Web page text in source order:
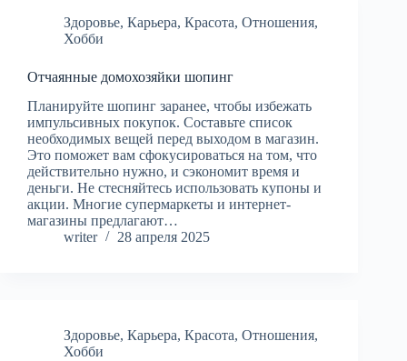
Здоровье, Карьера, Красота, Отношения,
Хобби
Отчаянные домохозяйки шопинг
Планируйте шопинг заранее, чтобы избежать
импульсивных покупок. Составьте список
необходимых вещей перед выходом в магазин.
Это поможет вам сфокусироваться на том, что
действительно нужно, и сэкономит время и
деньги. Не стесняйтесь использовать купоны и
акции. Многие супермаркеты и интернет-
магазины предлагают…
writer
28 апреля 2025
Здоровье, Карьера, Красота, Отношения,
Хобби